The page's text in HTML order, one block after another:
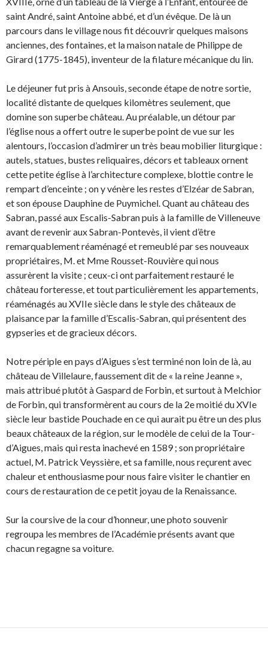
saint André, saint Antoine abbé, et d’un évêque. De là un
parcours dans le village nous fit découvrir quelques maisons
anciennes, des fontaines, et la maison natale de Philippe de
Girard (1775-1845), inventeur de la filature mécanique du lin.
Le déjeuner fut pris à Ansouis, seconde étape de notre sortie,
localité distante de quelques kilomètres seulement, que
domine son superbe château. Au préalable, un détour par
l’église nous a offert outre le superbe point de vue sur les
alentours, l’occasion d’admirer un très beau mobilier liturgique :
autels, statues, bustes reliquaires, décors et tableaux ornent
cette petite église à l’architecture complexe, blottie contre le
rempart d’enceinte ; on y vénère les restes d’Elzéar de Sabran,
et son épouse Dauphine de Puymichel. Quant au château des
Sabran, passé aux Escalis-Sabran puis à la famille de Villeneuve
avant de revenir aux Sabran-Pontevès, il vient d’être
remarquablement réaménagé et remeublé par ses nouveaux
propriétaires, M. et Mme Rousset-Rouvière qui nous
assurèrent la visite ; ceux-ci ont parfaitement restauré le
château forteresse, et tout particulièrement les appartements,
réaménagés au XVIIe siècle dans le style des châteaux de
plaisance par la famille d’Escalis-Sabran, qui présentent des
gypseries et de gracieux décors.
Notre périple en pays d’Aigues s’est terminé non loin de là, au
château de Villelaure, faussement dit de « la reine Jeanne »,
mais attribué plutôt à Gaspard de Forbin, et surtout à Melchior
de Forbin, qui transformèrent au cours de la 2e moitié du XVIe
siècle leur bastide Pouchade en ce qui aurait pu être un des plus
beaux châteaux de la région, sur le modèle de celui de la Tour-
d’Aigues, mais qui resta inachevé en 1589 ; son propriétaire
actuel, M. Patrick Veyssière, et sa famille, nous reçurent avec
chaleur et enthousiasme pour nous faire visiter le chantier en
cours de restauration de ce petit joyau de la Renaissance.
Sur la coursive de la cour d’honneur, une photo souvenir
regroupa les membres de l’Académie présents avant que
chacun regagne sa voiture.